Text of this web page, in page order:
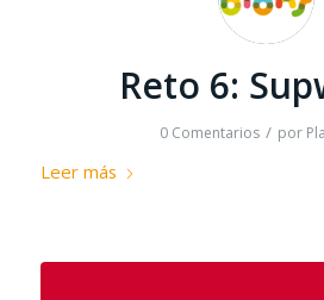
Reto 6:
0 Comentarios / por
Leer más